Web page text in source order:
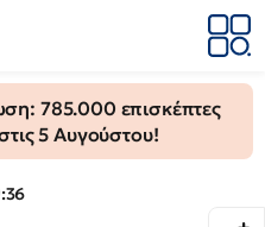
785.000 επισκέπτες
5 Αυγούστου!